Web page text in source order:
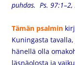
puhdas. Ps. 97:1–2,
Tämän psalmin
Kuningasta
hänellä olla
läsnäolosta ja